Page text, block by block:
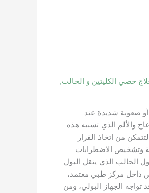
حصي الكليتين و الحالب,
صعوبة شديدة عند
والألم الذي تسببه هذه
من اتخاذ القرار
وتشخيص الاضطرابات
الحالب الذي ينقل البول
داخل مركز طبي معتمد،
الجهاز البولي، ومن